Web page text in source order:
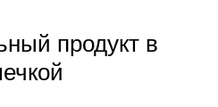
продукт в